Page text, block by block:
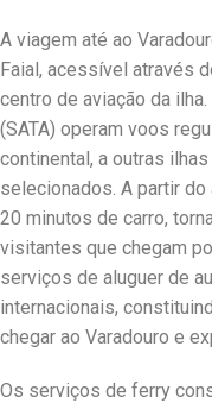
A viagem até ao
Faial, acessível através
centro de aviação da
(SATA) operam voos
continental, a outras
selecionados. A partir do
20 minutos de carro,
visitantes que chegam
serviços de aluguer de
internacionais,
chegar ao Varadouro e
Os serviços de ferry